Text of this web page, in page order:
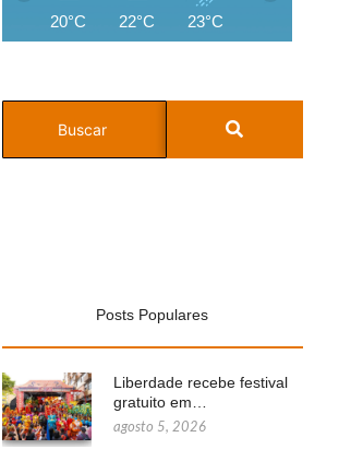
20°C 22°C 23°C
Posts Populares
Liberdade recebe festival
gratuito em…
agosto 5, 2026